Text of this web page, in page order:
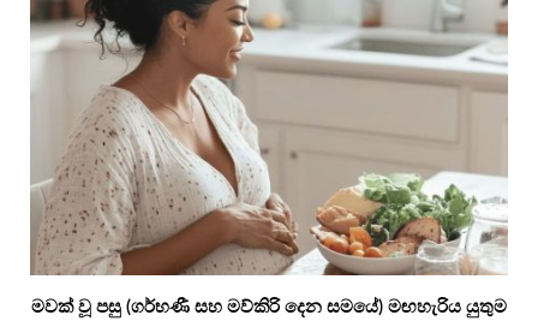
මවක් වූ පසු (ගර්භණී සහ මව්කිරි දෙන සමයේ) මඟහැරිය යුතුම